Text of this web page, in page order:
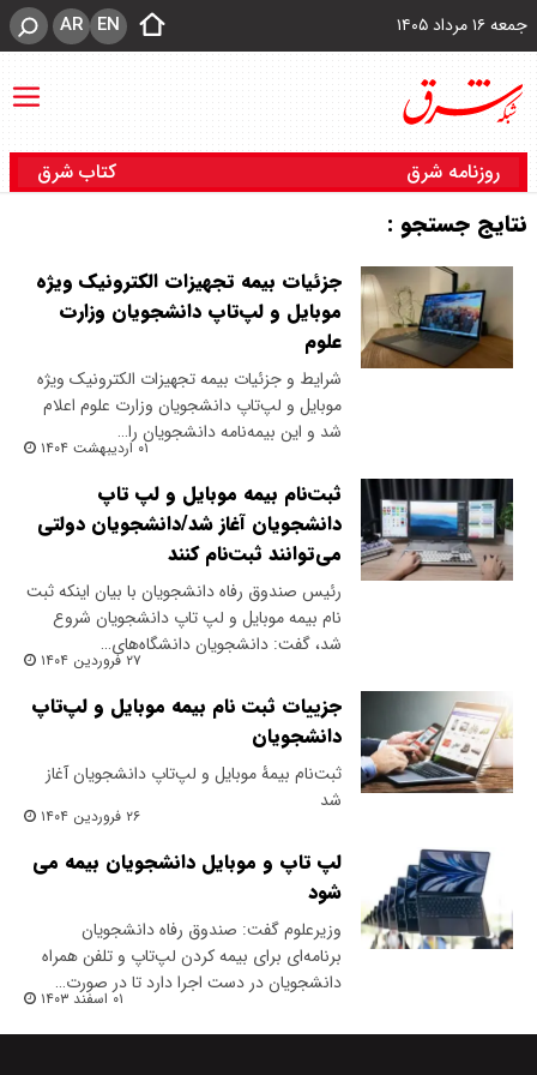
جمعه ۱۶ مرداد ۱۴۰۵ EN
AR
روزنامه شرق کتاب شرق
نتایج جستجو :
جزئیات بیمه تجهیزات الکترونیک ویژه
موبایل و لپ‌تاپ دانشجویان وزارت
علوم
شرایط و جزئیات بیمه تجهیزات الکترونیک ویژه
موبایل و لپ‌تاپ دانشجویان وزارت علوم اعلام
شد و این بیمه‌نامه دانشجویان را…
۰۱ اردیبهشت ۱۴۰۴
ثبت‌نام بیمه موبایل و لپ تاپ
دانشجویان آغاز شد/دانشجویان دولتی
می‌توانند ثبت‌نام کنند
رئیس صندوق رفاه دانشجویان با بیان اینکه ثبت
نام بیمه موبایل و لپ تاپ دانشجویان شروع
شد، گفت: دانشجویان دانشگاه‌های…
۲۷ فروردین ۱۴۰۴
جزییات ثبت نام بیمه موبایل و لپ‌تاپ
دانشجویان
ثبت‌نام بیمۀ موبایل و لپ‌تاپ دانشجویان آغاز
شد
۲۶ فروردین ۱۴۰۴
لپ تاپ و موبایل دانشجویان بیمه می
شود
وزیرعلوم گفت: صندوق رفاه دانشجویان
برنامه‌ای برای بیمه کردن لپ‌تاپ و تلفن همراه
دانشجویان در دست اجرا دارد تا در صورت…
۰۱ اسفند ۱۴۰۳